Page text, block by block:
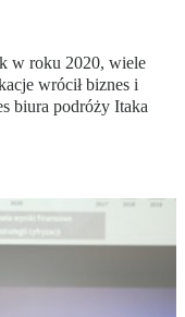
w roku 2020, wiele
wrócił biznes i
biura podróży Itaka